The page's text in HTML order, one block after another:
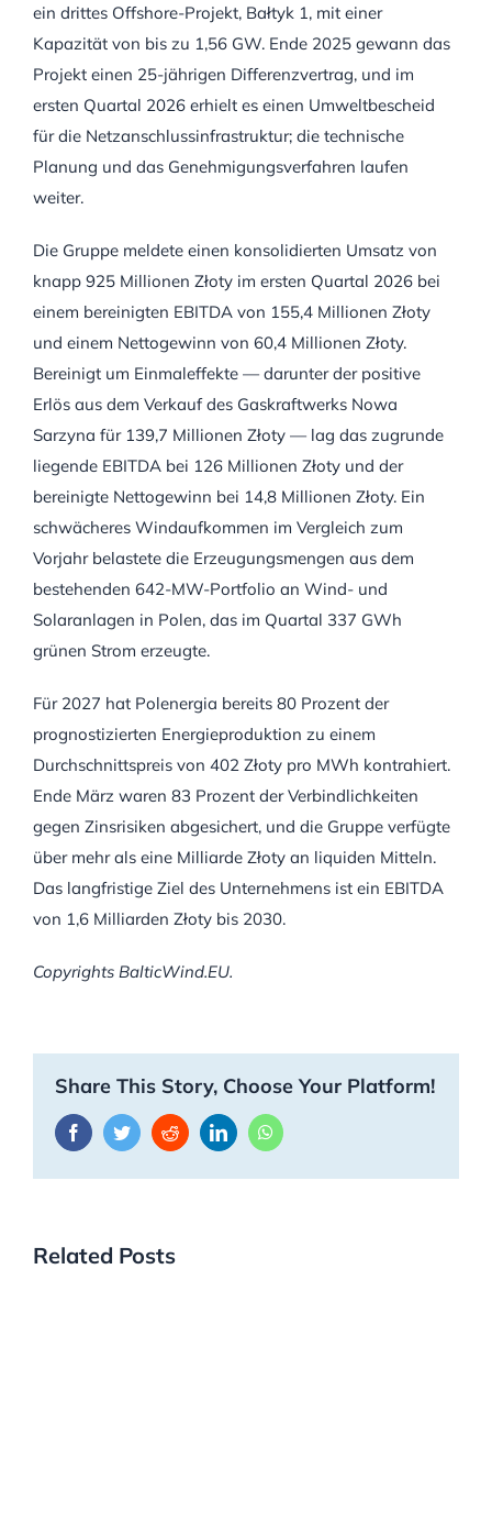
ein drittes Offshore-Projekt, Bałtyk 1, mit einer
Kapazität von bis zu 1,56 GW. Ende 2025 gewann das
Projekt einen 25-jährigen Differenzvertrag, und im
ersten Quartal 2026 erhielt es einen Umweltbescheid
für die Netzanschlussinfrastruktur; die technische
Planung und das Genehmigungsverfahren laufen
weiter.
Die Gruppe meldete einen konsolidierten Umsatz von
knapp 925 Millionen Złoty im ersten Quartal 2026 bei
einem bereinigten EBITDA von 155,4 Millionen Złoty
und einem Nettogewinn von 60,4 Millionen Złoty.
Bereinigt um Einmaleffekte — darunter der positive
Erlös aus dem Verkauf des Gaskraftwerks Nowa
Sarzyna für 139,7 Millionen Złoty — lag das zugrunde
liegende EBITDA bei 126 Millionen Złoty und der
bereinigte Nettogewinn bei 14,8 Millionen Złoty. Ein
schwächeres Windaufkommen im Vergleich zum
Vorjahr belastete die Erzeugungsmengen aus dem
bestehenden 642-MW-Portfolio an Wind- und
Solaranlagen in Polen, das im Quartal 337 GWh
grünen Strom erzeugte.
Für 2027 hat Polenergia bereits 80 Prozent der
prognostizierten Energieproduktion zu einem
Durchschnittspreis von 402 Złoty pro MWh kontrahiert.
Ende März waren 83 Prozent der Verbindlichkeiten
gegen Zinsrisiken abgesichert, und die Gruppe verfügte
über mehr als eine Milliarde Złoty an liquiden Mitteln.
Das langfristige Ziel des Unternehmens ist ein EBITDA
von 1,6 Milliarden Złoty bis 2030.
Copyrights BalticWind.EU.
Share This Story, Choose Your Platform!
FacebookTwitterRedditLinkedInWhatsApp
Related Posts